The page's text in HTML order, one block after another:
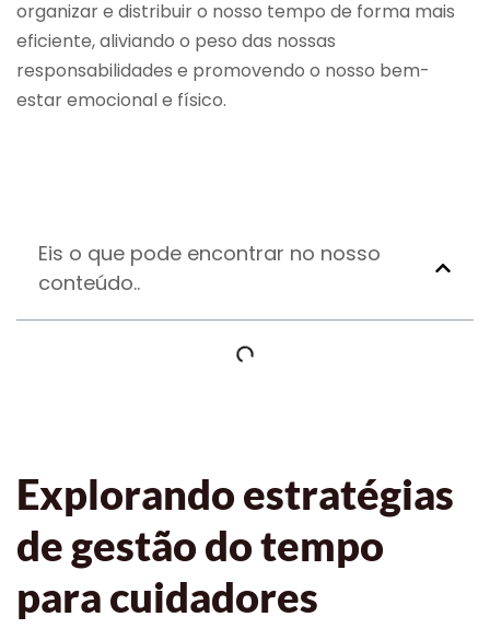
organizar e distribuir o nosso tempo de forma mais
eficiente, aliviando o peso das nossas
responsabilidades e promovendo o nosso bem-
estar emocional e físico.
Eis o que pode encontrar no nosso
conteúdo..
Explorando estratégias
de gestão do tempo
para cuidadores